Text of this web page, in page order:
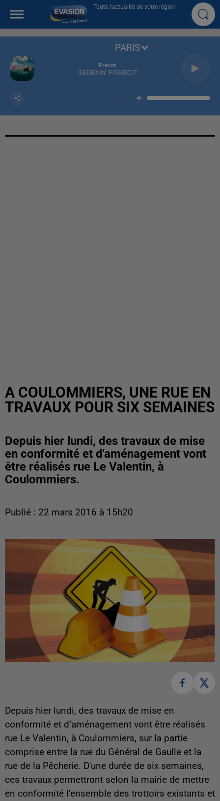
Toute l'actualité de votre région
Frerot
JEREMY FREROT
PARIS
A COULOMMIERS, UNE RUE EN
TRAVAUX POUR SIX SEMAINES
Depuis hier lundi, des travaux de mise
en conformité et d'aménagement vont
être réalisés rue Le Valentin, à
Coulommiers.
Publié : 22 mars 2016 à 15h20
Depuis hier lundi, des travaux de mise en
conformité et d’aménagement vont être réalisés
rue Le Valentin, à Coulommiers, sur la partie
comprise entre la rue du Général de Gaulle et la
rue de la Pêcherie. D'une durée de six semaines,
ces travaux permettront selon la mairie de mettre
en conformité l’ensemble des trottoirs existants et